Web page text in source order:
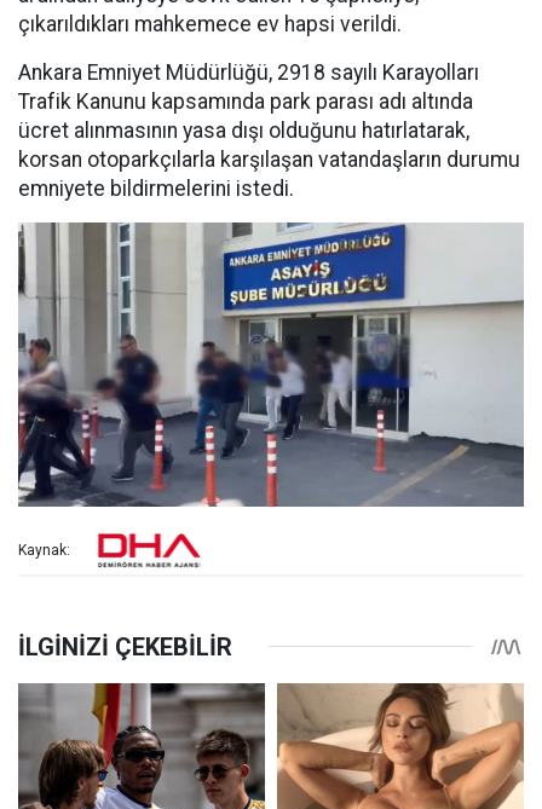
çıkarıldıkları mahkemece ev hapsi verildi.
Ankara Emniyet Müdürlüğü, 2918 sayılı Karayolları
Trafik Kanunu kapsamında park parası adı altında
ücret alınmasının yasa dışı olduğunu hatırlatarak,
korsan otoparkçılarla karşılaşan vatandaşların durumu
emniyete bildirmelerini istedi.
Kaynak: